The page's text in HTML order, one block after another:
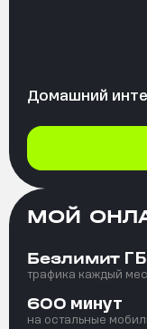
Домашний
МОЙ
Безлимит ГБ
трафика каждый
600 минут
на остальные